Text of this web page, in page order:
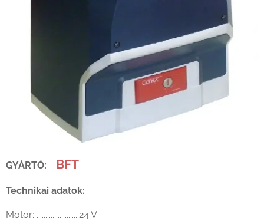
GYÁRTÓ: BFT
Technikai adatok:
Motor: ........................24 V